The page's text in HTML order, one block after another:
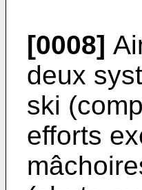
[0008]
deux
ski
efforts